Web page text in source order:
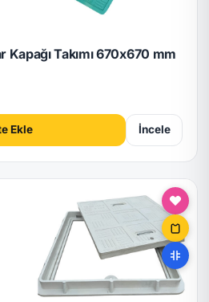
Takımı 670x670 mm
Ekle İncele